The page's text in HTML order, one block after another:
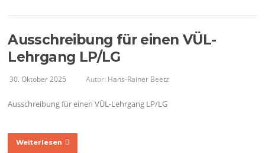
Ausschreibung für einen VÜL-
Lehrgang LP/LG
30. Oktober 2025 Autor: Hans-Rainer Beetz
Ausschreibung für einen VÜL-Lehrgang LP/LG
Weiterlesen